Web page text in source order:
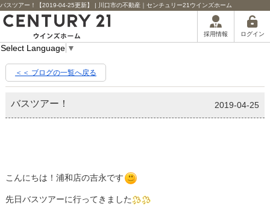
バスツアー！【2019-04-25更新】 | 川口市の不動産｜センチュリー21ウインズホーム
採用情報 ログイン
Select Language ▼
＜＜ ブログの一覧へ戻る
バスツアー！ 2019-04-25
こんにちは！浦和店の吉永です
先日バスツアーに行ってきました